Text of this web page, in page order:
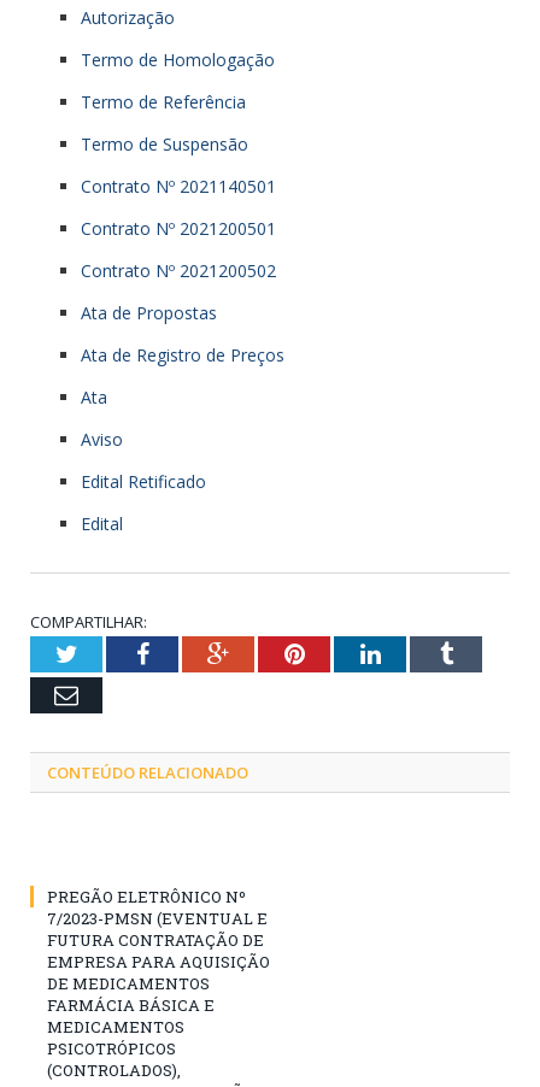
Autorização
Termo de Homologação
Termo de Referência
Termo de Suspensão
Contrato Nº 2021140501
Contrato Nº 2021200501
Contrato Nº 2021200502
Ata de Propostas
Ata de Registro de Preços
Ata
Aviso
Edital Retificado
Edital
COMPARTILHAR:
TwitterFacebookGoogle+PinterestLinkedInTumblr
Email
CONTEÚDO RELACIONADO
PREGÃO ELETRÔNICO Nº
7/2023-PMSN (EVENTUAL E
FUTURA CONTRATAÇÃO DE
EMPRESA PARA AQUISIÇÃO
DE MEDICAMENTOS
FARMÁCIA BÁSICA E
MEDICAMENTOS
PSICOTRÓPICOS
(CONTROLADOS),